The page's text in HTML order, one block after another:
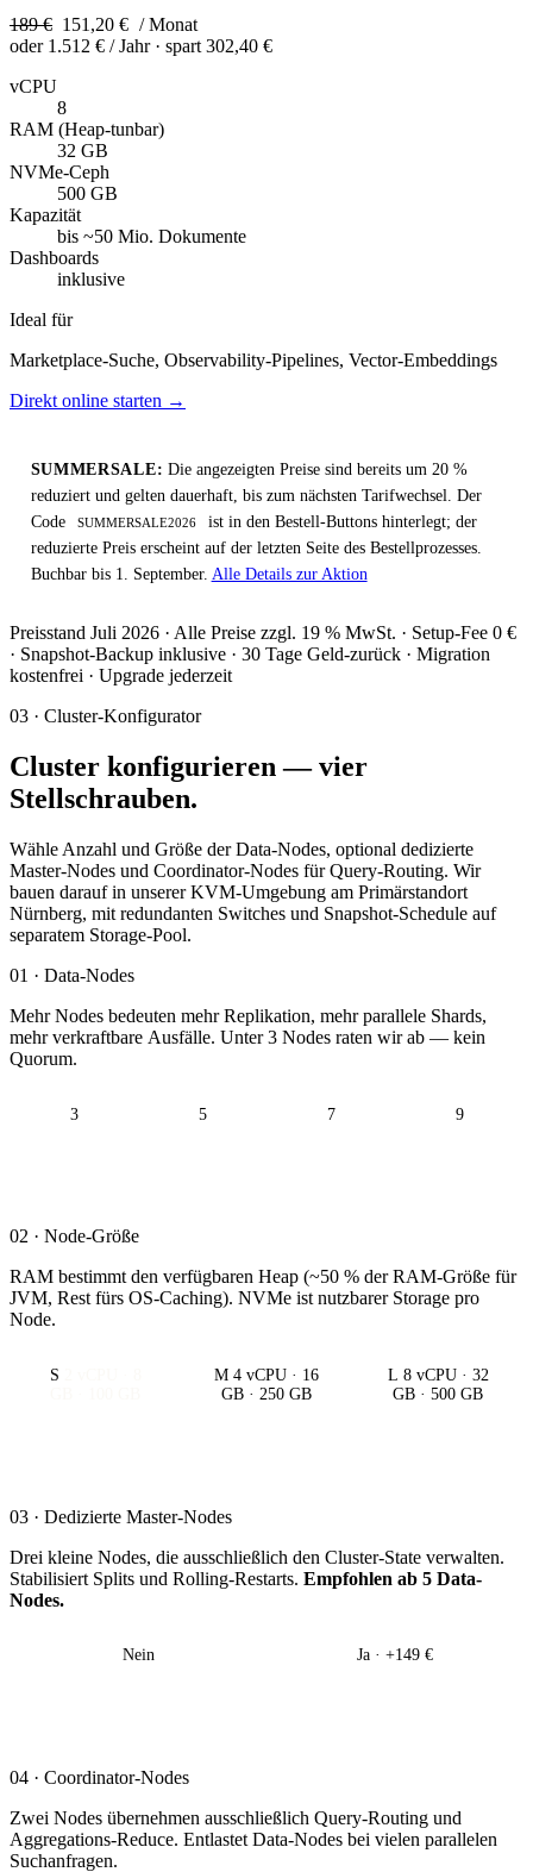
189 € 151,20 € / Monat
oder 1.512 € / Jahr · spart 302,40 €
vCPU
8
RAM (Heap-tunbar)
32 GB
NVMe-Ceph
500 GB
Kapazität
bis ~50 Mio. Dokumente
Dashboards
inklusive
Ideal für
Marketplace-Suche, Observability-Pipelines, Vector-Embeddings
Direkt online starten →
SUMMERSALE: Die angezeigten Preise sind bereits um 20 %
reduziert und gelten dauerhaft, bis zum nächsten Tarifwechsel. Der
Code
SUMMERSALE2026
ist in den Bestell-Buttons hinterlegt; der
reduzierte Preis erscheint auf der letzten Seite des Bestellprozesses.
Buchbar bis 1. September. Alle Details zur Aktion
Preisstand Juli 2026 · Alle Preise zzgl. 19 % MwSt. · Setup-Fee 0 €
· Snapshot-Backup inklusive · 30 Tage Geld-zurück · Migration
kostenfrei · Upgrade jederzeit
03 · Cluster-Konfigurator
Cluster konfigurieren — vier
Stellschrauben.
Wähle Anzahl und Größe der Data-Nodes, optional dedizierte
Master-Nodes und Coordinator-Nodes für Query-Routing. Wir
bauen darauf in unserer KVM-Umgebung am Primärstandort
Nürnberg, mit redundanten Switches und Snapshot-Schedule auf
separatem Storage-Pool.
01 · Data-Nodes
Mehr Nodes bedeuten mehr Replikation, mehr parallele Shards,
mehr verkraftbare Ausfälle. Unter 3 Nodes raten wir ab — kein
Quorum.
3 5 7 9
02 · Node-Größe
RAM bestimmt den verfügbaren Heap (~50 % der RAM-Größe für
JVM, Rest fürs OS-Caching). NVMe ist nutzbarer Storage pro
Node.
S M 4 vCPU · 16
GB · 250 GB
L 8 vCPU · 32
GB · 500 GB
03 · Dedizierte Master-Nodes
Drei kleine Nodes, die ausschließlich den Cluster-State verwalten.
Stabilisiert Splits und Rolling-Restarts. Empfohlen ab 5 Data-
Nodes.
Nein Ja · +149 €
04 · Coordinator-Nodes
Zwei Nodes übernehmen ausschließlich Query-Routing und
Aggregations-Reduce. Entlastet Data-Nodes bei vielen parallelen
Suchanfragen.